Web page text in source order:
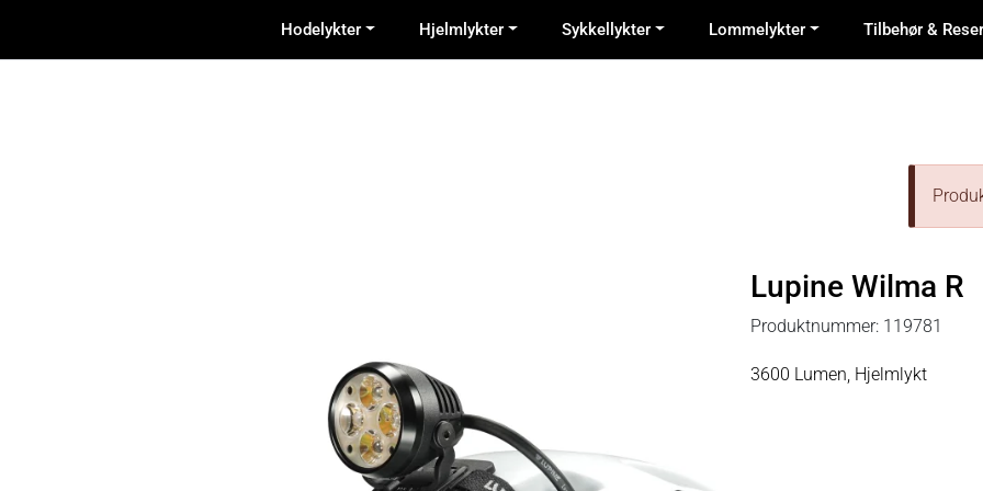
Hodelykter Hjelmlykter Sykkellykter Lommelykter Tilbehør &
Lupine Wilma R
Produktnummer: 119781
3600 Lumen, Hjelmlykt